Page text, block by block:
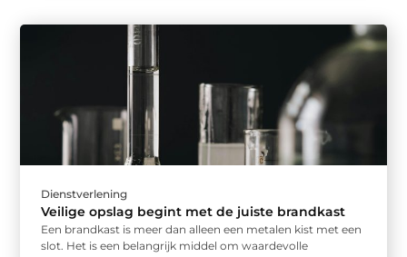
Dienstverlening
Veilige opslag begint met de juiste brandkast
Een brandkast is meer dan alleen een metalen kist met een
slot. Het is een belangrijk middel om waardevolle